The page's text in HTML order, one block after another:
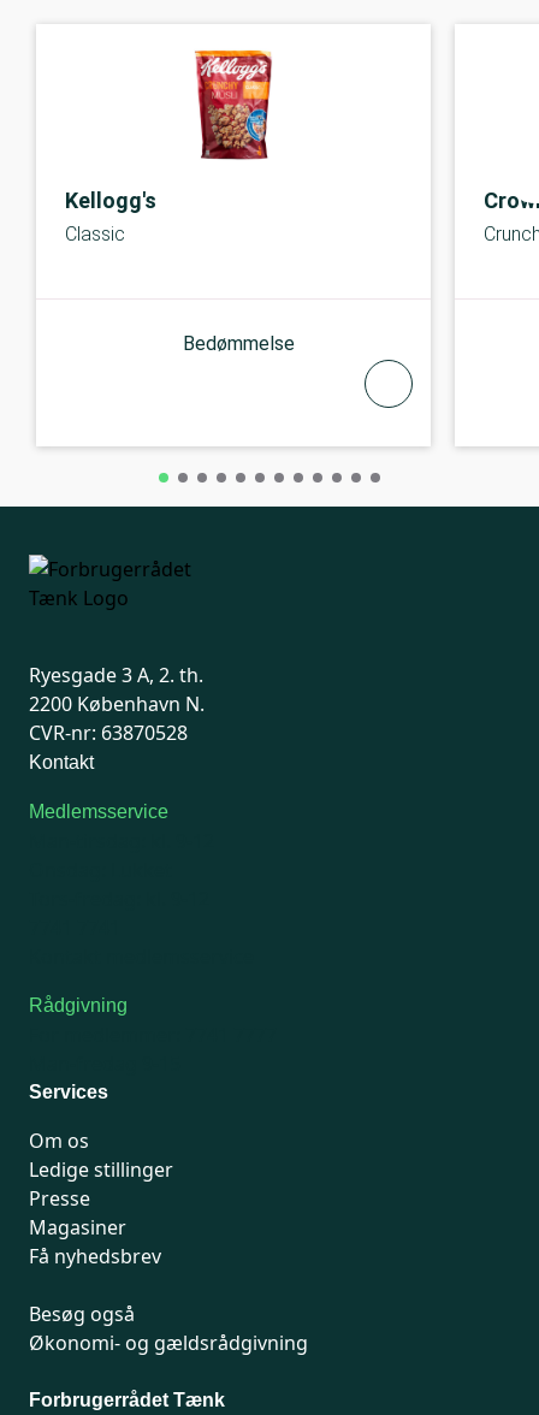
Kellogg's
Classic
Bedømmelse
Ryesgade 3 A, 2. th.
2200 København N.
CVR-nr: 63870528
Kontakt
Medlemsservice
Rådgivning
Services
Om os
Ledige stillinger
Presse
Magasiner
Få nyhedsbrev
Besøg også
Økonomi- og gældsrådgivning
Forbrugerrådet Tænk